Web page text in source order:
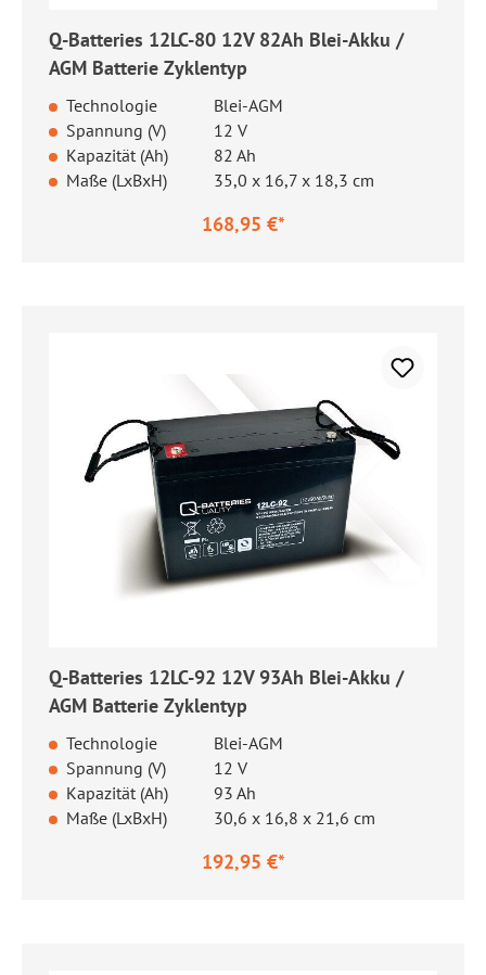
Q-Batteries 12LC-80 12V 82Ah Blei-Akku /
AGM Batterie Zyklentyp
Technologie
Blei-AGM
Spannung (V)
12 V
Kapazität (Ah)
82 Ah
Maße (LxBxH)
35,0 x 16,7 x 18,3 cm
168,95 €*
Q-Batteries 12LC-92 12V 93Ah Blei-Akku /
AGM Batterie Zyklentyp
Technologie
Blei-AGM
Spannung (V)
12 V
Kapazität (Ah)
93 Ah
Maße (LxBxH)
30,6 x 16,8 x 21,6 cm
192,95 €*